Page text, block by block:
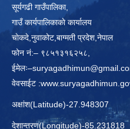
सूर्यगढी गाउँपालिका,
गाउँ कार्यपालिकाकाे कार्यालय
चाेकदे,नुवाकोट,बाग्मती प्रदेश,नेपाल
फोन नं:– ९८५१३१६२५८,
ईमेलः–
वेवसाईट :
अक्षांश(Latitude)-27.948307
देशान्तरण(Longitude)-85.231818